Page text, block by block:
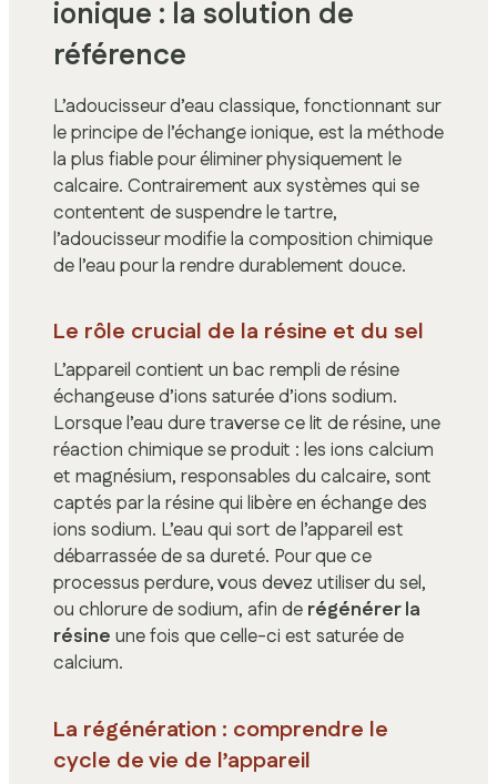
ionique : la solution de
référence
L’adoucisseur d’eau classique, fonctionnant sur
le principe de l’échange ionique, est la méthode
la plus fiable pour éliminer physiquement le
calcaire. Contrairement aux systèmes qui se
contentent de suspendre le tartre,
l’adoucisseur modifie la composition chimique
de l’eau pour la rendre durablement douce.
Le rôle crucial de la résine et du sel
L’appareil contient un bac rempli de résine
échangeuse d’ions saturée d’ions sodium.
Lorsque l’eau dure traverse ce lit de résine, une
réaction chimique se produit : les ions calcium
et magnésium, responsables du calcaire, sont
captés par la résine qui libère en échange des
ions sodium. L’eau qui sort de l’appareil est
débarrassée de sa dureté. Pour que ce
processus perdure, vous devez utiliser du sel,
ou chlorure de sodium, afin de régénérer la
résine une fois que celle-ci est saturée de
calcium.
La régénération : comprendre le
cycle de vie de l’appareil